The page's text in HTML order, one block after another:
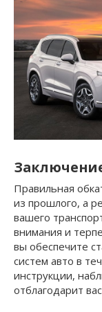
Правильная
из прошлого, а
вашего
внимания и
вы обеспечите
систем авто в
инструкции,
отблагодарит